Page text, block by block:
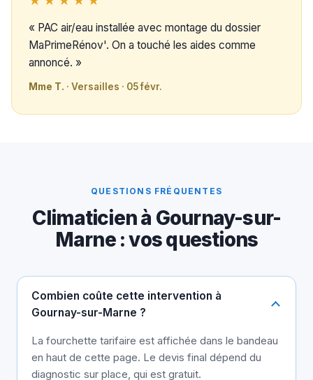
« PAC air/eau installée avec montage du dossier
MaPrimeRénov'. On a touché les aides comme
annoncé. »
Mme T. · Versailles · 05 févr.
QUESTIONS FRÉQUENTES
Climaticien à Gournay-sur-
Marne : vos questions
Combien coûte cette intervention à
Gournay-sur-Marne ?
La fourchette tarifaire est affichée dans le bandeau
en haut de cette page. Le devis final dépend du
diagnostic sur place, qui est gratuit.